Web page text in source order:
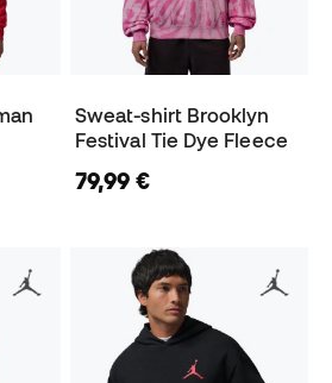
Sweat-shirt Brooklyn
Festival Tie Dye Fleece
79,99 €